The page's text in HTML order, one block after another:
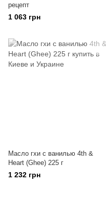
рецепт
1 063 грн
Масло гхи с ванилью 4th &
Heart (Ghee) 225 г
1 232 грн